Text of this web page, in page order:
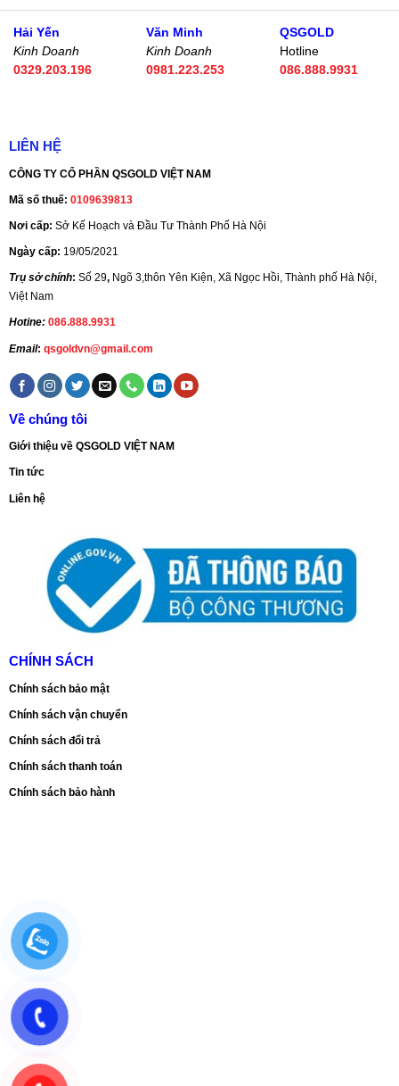
Hải Yến
Kinh Doanh
0329.203.196
Văn Minh
Kinh Doanh
0981.223.253
QSGOLD
Hotline
086.888.9931
LIÊN HỆ
CÔNG TY CỔ PHẦN QSGOLD VIỆT NAM
Mã số thuế: 0109639813
Nơi cấp: Sở Kế Hoạch và Đầu Tư Thành Phố Hà Nội
Ngày cấp: 19/05/2021
Trụ sở chính: Số 29, Ngõ 3,thôn Yên Kiện, Xã Ngọc Hồi, Thành phố Hà Nội,
Việt Nam
Hotine: 086.888.9931
Email: qsgoldvn@gmail.com
Về chúng tôi
Giới thiệu về QSGOLD VIỆT NAM
Tin tức
Liên hệ
CHÍNH SÁCH
Chính sách bảo mật
Chính sách vận chuyển
Chính sách đổi trả
Chính sách thanh toán
Chính sách bảo hành